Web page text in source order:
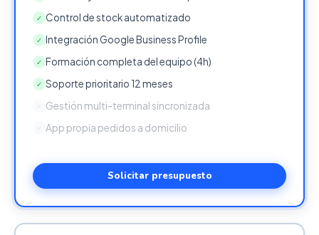
✓ Control de stock automatizado
✓ Integración Google Business Profile
✓ Formación completa del equipo (4h)
✓ Soporte prioritario 12 meses
Gestión multi-terminal sincronizada
App propia pedidos a domicilio
Solicitar presupuesto